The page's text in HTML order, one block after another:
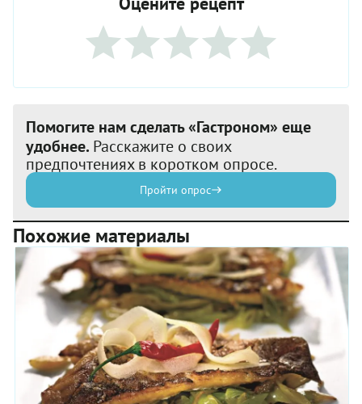
Помогите нам сделать «Гастроном» еще
удобнее. Расскажите о своих
предпочтениях в коротком опросе.
Пройти опрос
Похожие материалы